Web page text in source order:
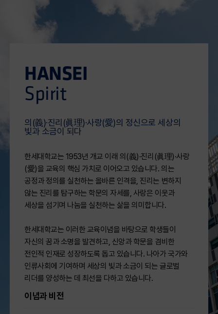
교육비 전액을 지원받아 운영됐다. 이에 따라
학생들은 재정적 부담 없이 온라인 기초교육과
학생들이 최첨단 의료 AI 현장을 직접 경험하는
소중한 기회이다. 간호학과 졸업 예정자들이
온라인 학습으로 쌓은 AI 기초 역량을 병원
현장에서 확인하고, 디지털 헬스케어 분야의
실무역량을 키워나갈 수 있도록 지속적으로
김세중 교수는 “분당서울대학교병원
의료인공지능센터는 지역 대학과의 산학협력을
통해 미래 의료 인재 양성에 기여하고자 한다. 현장
중심의 교육 경험이 학생들의 진로 역량 강화로
앵커사업은 지역 대학과 산업·의료계 간 협력을
통해 실무형 인재를 양성하고 지역 혁신 생태계를
구축하기 위한 경기도가 지역 대학과 추진하는
사업으로, 한세대학교는 경기서부 연합대학 앵커
컨소시엄(성결대·안양대·서울신학대·한세대)
소속으로 간호학과의 디지털 헬스케어 역량
learn more
HANSEI
Spirit
의(義)·진리(眞理)·사랑(愛)의 정신으로 세상의
빛과 소금이 되다
한세대학교는 1953년 개교 이래 의(義)·진리(眞理)·사랑
(愛)​을 교육의 핵심 가치로 이어오고 있습니다. 의는
공정과 정의를 실천하는 올바른 인격을, 진리는 변하지
않는 진리를 탐구하는 학문의 자세를, 사랑은 이웃과
세상을 섬기며 나눔을 실천하는 삶을 의미합니다.
한세대학교는 이러한 교육이념을 바탕으로 학생들이
자신의 꿈과 소명을 발견하고, 신앙과 학문을 겸비한
전인적 인재로 성장하도록 돕고 있습니다. 나아가 국가와
인류사회에 기여하며 세상의 빛과 소금이 되는 글로벌
리더를 양성하는 데 최선을 다하고 있습니다.
이념과 비전